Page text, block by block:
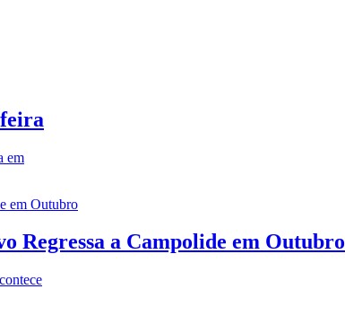
em
Regressa a Campolide em Outubro